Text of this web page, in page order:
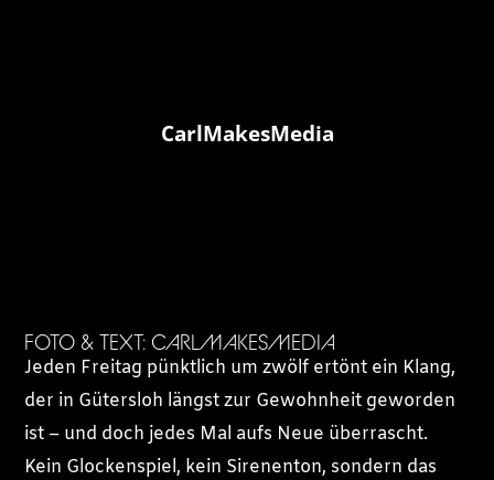
CarlMakesMedia
FOTO & TEXT: CARLMAKESMEDIA
Jeden Freitag pünktlich um zwölf ertönt ein Klang,
der in Gütersloh längst zur Gewohnheit geworden
ist – und doch jedes Mal aufs Neue überrascht.
Kein Glockenspiel, kein Sirenenton, sondern das